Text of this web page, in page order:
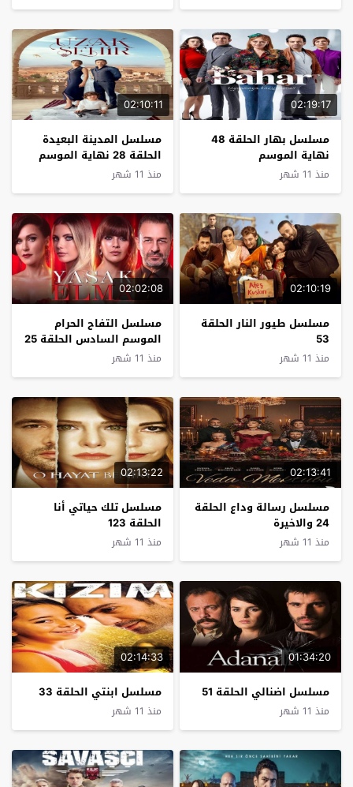
02:19:17
مسلسل بهار الحلقة 48
نهاية الموسم
منذ 11 شهر
02:10:11
مسلسل المدينة البعيدة
الحلقة 28 نهاية الموسم
منذ 11 شهر
02:10:19
مسلسل طيور النار الحلقة
53
منذ 11 شهر
02:02:08
مسلسل التفاح الحرام
الموسم السادس الحلقة 25
منذ 11 شهر
02:13:41
مسلسل رسالة وداع الحلقة
24 والاخيرة
منذ 11 شهر
02:13:22
مسلسل تلك حياتي أنا
الحلقة 123
منذ 11 شهر
01:34:20
مسلسل اضنالي الحلقة 51
منذ 11 شهر
02:14:33
مسلسل ابنتي الحلقة 33
منذ 11 شهر